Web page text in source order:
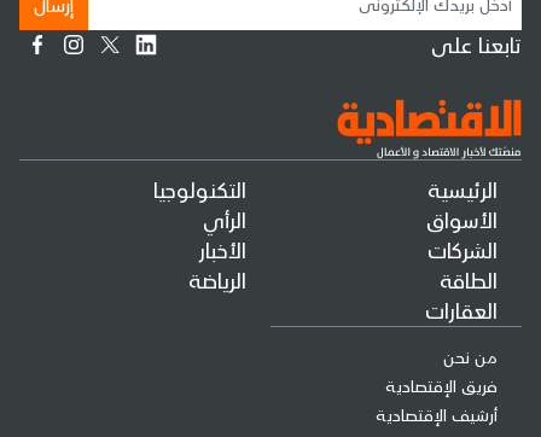
الرئيسية
الأسواق
الشركات
الطاقة
العقارات
التكنولوجيا
الرأي
الأخبار
الرياضة
من نحن
فريق الإقتصادية
أرشيف الإقتصادية
تابعنا على